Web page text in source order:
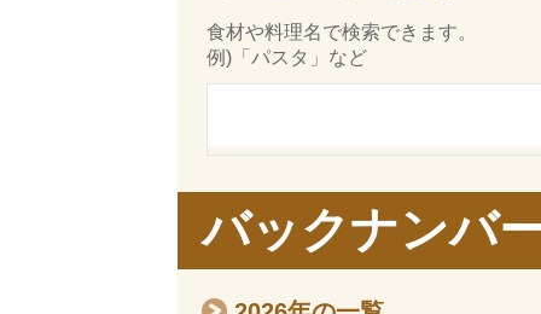
食材や料理名で検索できます。
例)「パスタ」など
バックナンバ